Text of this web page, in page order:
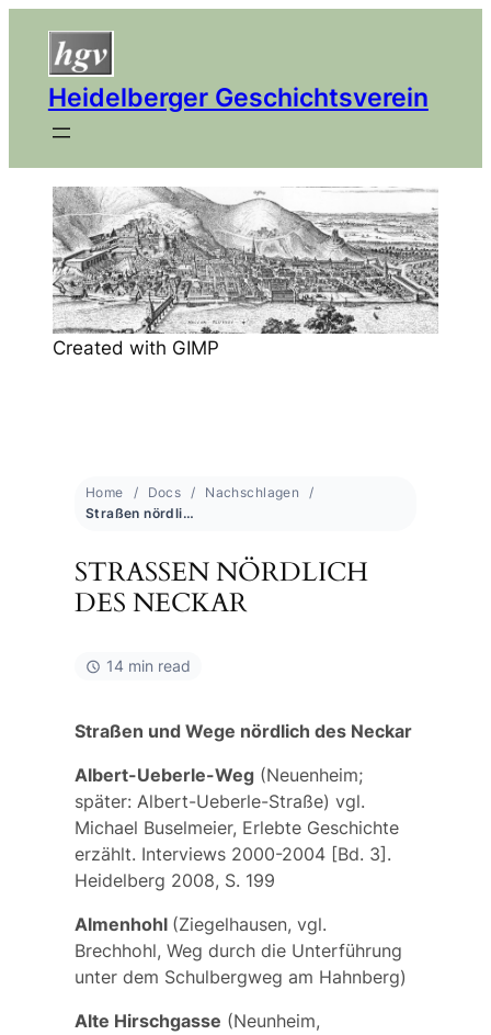
Heidelberger Geschichtsverein
Created with GIMP
Home Docs
Nachschlagen
Straßen nördlich des Neckar
STRASSEN NÖRDLICH D
ES NECKAR
14 min read
Straßen und Wege nördlich des Neckar
Albert-Ueberle-Weg(Neuenheim;
später: Albert-Ueberle-Straße) vgl.
Michael Buselmeier, Erlebte Geschichte
erzählt. Interviews 2000-2004 [Bd. 3].
Heidelberg 2008, S. 199
Almenhohl (Ziegelhausen, vgl.
Brechhohl, Weg durch die Unterführung
unter dem Schulbergweg am Hahnberg)
Alte Hirschgasse (Neunheim,